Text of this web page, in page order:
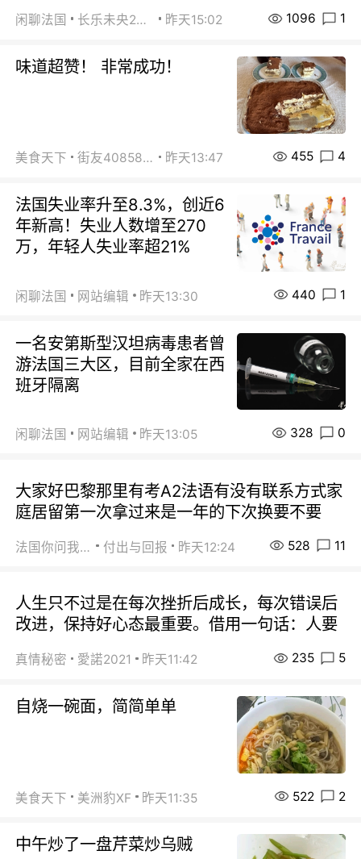
闲聊法国 长乐未央2015 昨天15:02 1096 1
味道超赞！ 非常成功！
美食天下 街友40858442 昨天13:47 455 4
法国失业率升至8.3%，创近6
年新高！失业人数增至270
万，年轻人失业率超21%
闲聊法国 网站编辑 昨天13:30 440 1
一名安第斯型汉坦病毒患者曾
游法国三大区，目前全家在西
班牙隔离
闲聊法国 网站编辑 昨天13:05 328 0
大家好巴黎那里有考A2法语有没有联系方式家
庭居留第一次拿过来是一年的下次换要不要
法国你问我答 付出与回报 昨天12:24 528 11
人生只不过是在每次挫折后成长，每次错误后
改进，保持好心态最重要。借用一句话：人要
真情秘密 愛諾2021 昨天11:42 235 5
自烧一碗面，简简单单
美食天下 美洲豹XF 昨天11:35 522 2
中午炒了一盘芹菜炒乌贼